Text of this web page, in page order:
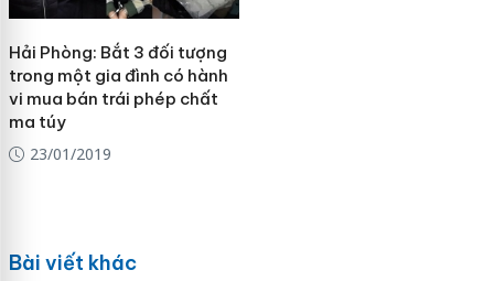
Hải Phòng: Bắt 3 đối tượng
trong một gia đình có hành
vi mua bán trái phép chất
ma túy
23/01/2019
Bài viết khác